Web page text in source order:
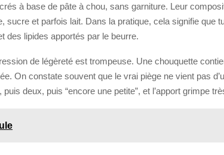
à base de pâte à chou, sans garniture. Leur
sucre et parfois lait. Dans la pratique, cela signifie que
des lipides apportés par le beurre.
de légèreté est trompeuse. Une chouquette
On constate souvent que le vrai piège ne vient pas
deux, puis “encore une petite”, et l’apport grimpe